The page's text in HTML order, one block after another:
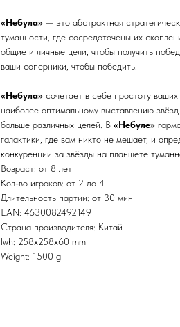
«Небула» — это абстрактная
туманности, где сосредоточены их
общие и личные цели, чтобы получить
ваши соперники, чтобы победить.
«Небула» сочетает в себе простоту
наиболее оптимальному выставлению
больше различных целей. В «Небуле»
галактики, где вам никто не мешает, и
конкуренции за звёзды на планшете
Возраст: от 8 лет
Кол-во игроков: от 2 до 4
Длительность партии: от 30 мин
EAN: 4630082492149
Страна производителя: Китай
lwh: 258x258x60 mm
Weight: 1500 g